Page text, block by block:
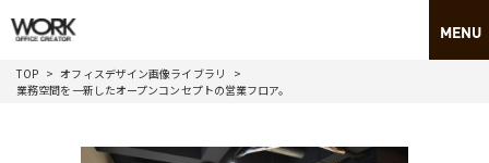
TOP
オフィスデザイン画像ライブラリ
業務空間を一新したオープンコンセプトの営業フロア。